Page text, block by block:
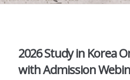
2026 Study in Korea
with Admission